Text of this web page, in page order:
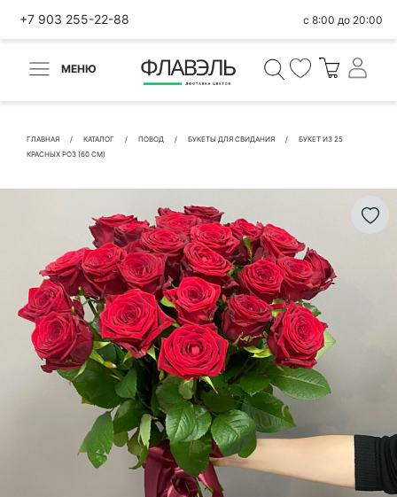
+7 903 255-22-88 с 8:00 до 20:00
МЕНЮ
ГЛАВНАЯ КАТАЛОГ ПОВОД БУКЕТЫ ДЛЯ СВИДАНИЯ
БУКЕТ ИЗ 25
КРАСНЫХ РОЗ (60 СМ)
ВЕРНУТЬСЯ
Быстрая покупка
КОНТАКТНЫЕ ДАННЫЕ
БЫСТРАЯ ПОКУПКА
Я принимаю Политику конфиденциальности и
Правила использования сайта ФЛАВЭЛЬ. Мы не
продаем ваши данные и храним их в безопасности